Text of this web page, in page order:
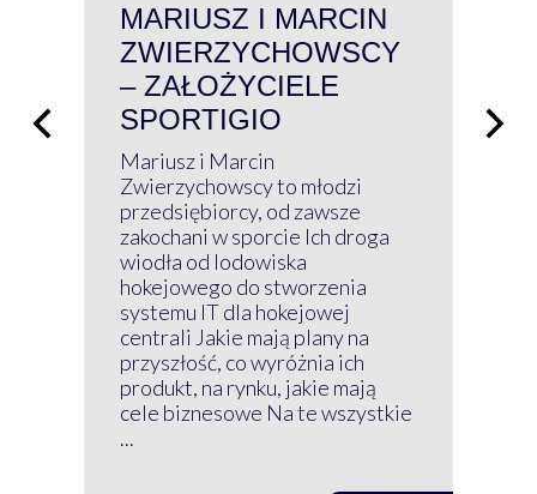
MARIUSZ I MARCIN
ZWIERZYCHOWSCY
– ZAŁOŻYCIELE
SPORTIGIO
Mariusz i Marcin
Zwierzychowscy to młodzi
przedsiębiorcy, od zawsze
zakochani w sporcie Ich droga
wiodła od lodowiska
hokejowego do stworzenia
systemu IT dla hokejowej
centrali Jakie mają plany na
przyszłość, co wyróżnia ich
produkt, na rynku, jakie mają
cele biznesowe Na te wszystkie
...